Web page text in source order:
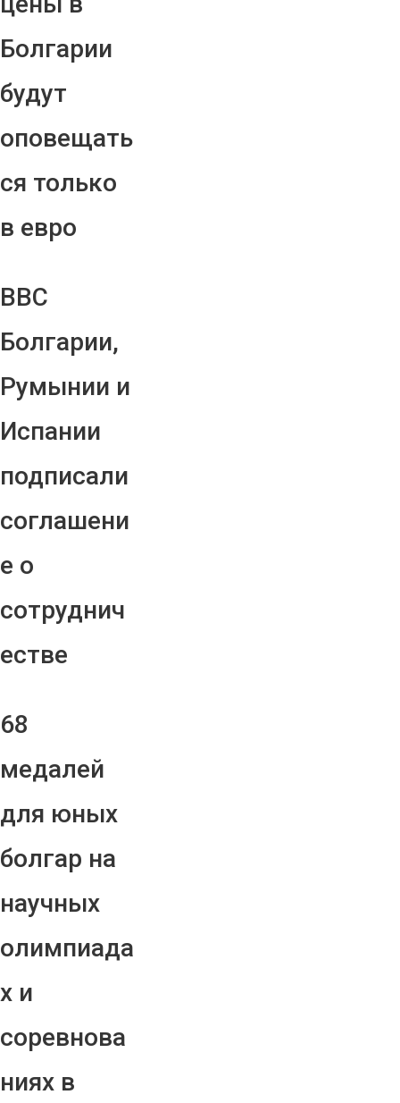
Болгарии
будут
оповещать
ся только
в евро
ВВС
Болгарии,
Румынии и
Испании
подписали
соглашени
е о
сотруднич
естве
68
медалей
для юных
болгар на
научных
олимпиада
х и
соревнова
ниях в